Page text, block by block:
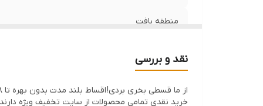
منطقه بافت
نقد و بررسی
از ما قسطی بخری بردی! اقساط بلند مدت بدون بهره تا 8ماه با 50% پیش پرداخت
خرید نقدی تمامی محصولات از سایت تخفیف ویژه